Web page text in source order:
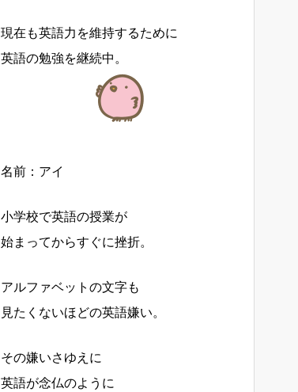
現在も英語力を維持するために
英語の勉強を継続中。
名前：アイ
小学校で英語の授業が
始まってからすぐに挫折。
アルファベットの文字も
見たくないほどの英語嫌い。
その嫌いさゆえに
英語が念仏のように